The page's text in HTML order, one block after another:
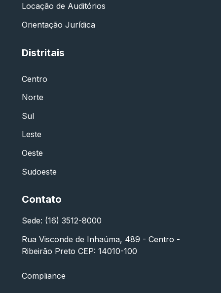
Locação de Auditórios
Orientação Jurídica
Distritais
Centro
Norte
Sul
Leste
Oeste
Sudoeste
Contato
Sede: (16) 3512-8000
Rua Visconde de Inhaúma, 489 - Centro -
Ribeirão Preto CEP: 14010-100
Compliance